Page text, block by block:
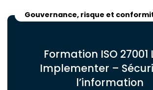
Gouvernance, risque et
Formation ISO 27001
Implementer –
l’information